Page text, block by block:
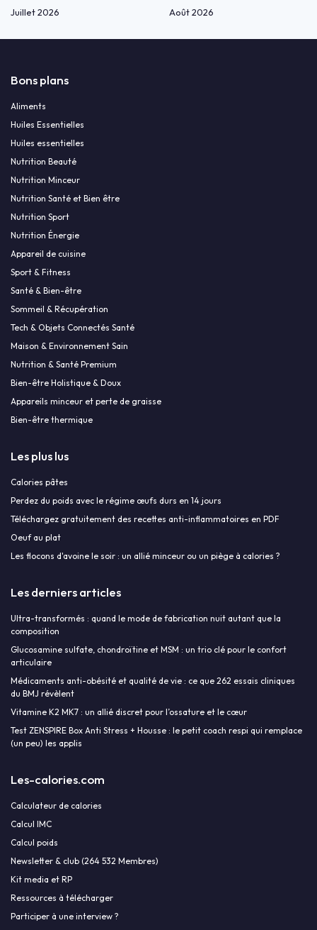
Juillet 2026
Août 2026
Bons plans
Aliments
Huiles Essentielles
Huiles essentielles
Nutrition Beauté
Nutrition Minceur
Nutrition Santé et Bien être
Nutrition Sport
Nutrition Énergie
Appareil de cuisine
Sport & Fitness
Santé & Bien-être
Sommeil & Récupération
Tech & Objets Connectés Santé
Maison & Environnement Sain
Nutrition & Santé Premium
Bien-être Holistique & Doux
Appareils minceur et perte de graisse
Bien-être thermique
Les plus lus
Calories pâtes
Perdez du poids avec le régime œufs durs en 14 jours
Téléchargez gratuitement des recettes anti-inflammatoires en PDF
Oeuf au plat
Les flocons d'avoine le soir : un allié minceur ou un piège à calories ?
Les derniers articles
Ultra-transformés : quand le mode de fabrication nuit autant que la
composition
Glucosamine sulfate, chondroïtine et MSM : un trio clé pour le confort
articulaire
Médicaments anti-obésité et qualité de vie : ce que 262 essais cliniques
du BMJ révèlent
Vitamine K2 MK7 : un allié discret pour l’ossature et le cœur
Test ZENSPIRE Box Anti Stress + Housse : le petit coach respi qui remplace
(un peu) les applis
Les-calories.com
Calculateur de calories
Calcul IMC
Calcul poids
Newsletter & club (264 532 Membres)
Kit media et RP
Ressources à télécharger
Participer à une interview ?